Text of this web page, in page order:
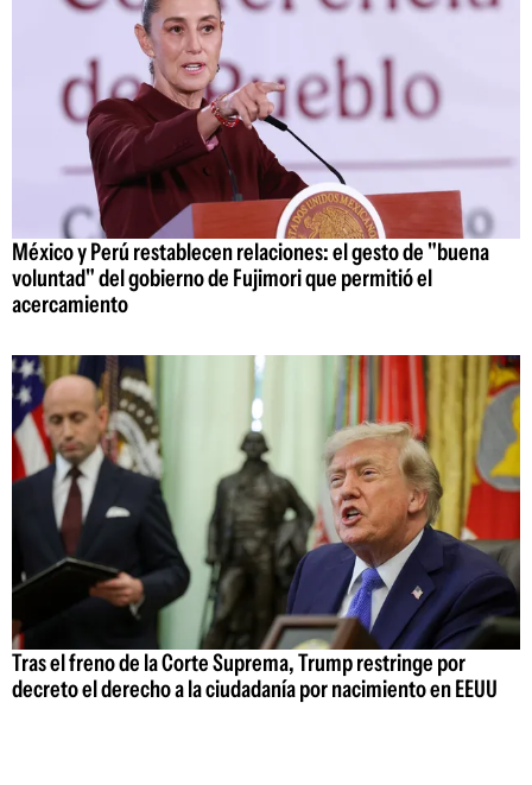
México y Perú restablecen relaciones: el gesto de "buena
voluntad" del gobierno de Fujimori que permitió el
acercamiento
Tras el freno de la Corte Suprema, Trump restringe por
decreto el derecho a la ciudadanía por nacimiento en EEUU